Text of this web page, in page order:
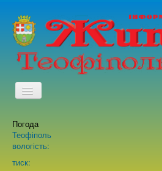
TPL_PROTOSTAR_TOGGLE_MENU
Погода
Теофіполь
вологість:
тиск: